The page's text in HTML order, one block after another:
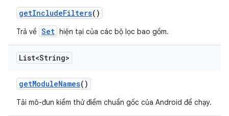
getIncludeFilters()
Trả về Set hiện tại của các bộ lọc bao gồm.
List<String>
getModuleNames()
Tải mô-đun kiểm thử điểm chuẩn gốc của Android để chạy.